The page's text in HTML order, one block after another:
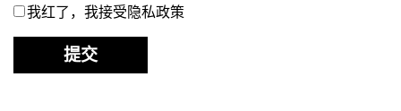
我红了，我接受隐私政策
提交